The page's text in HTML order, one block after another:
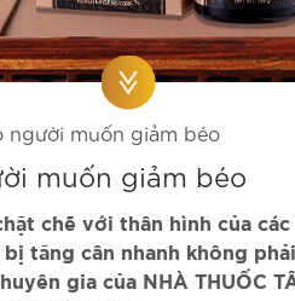
người muốn giảm béo
muốn giảm béo
chẽ với thân hình của các
tăng cân nhanh không
gia của NHÀ THUỐC